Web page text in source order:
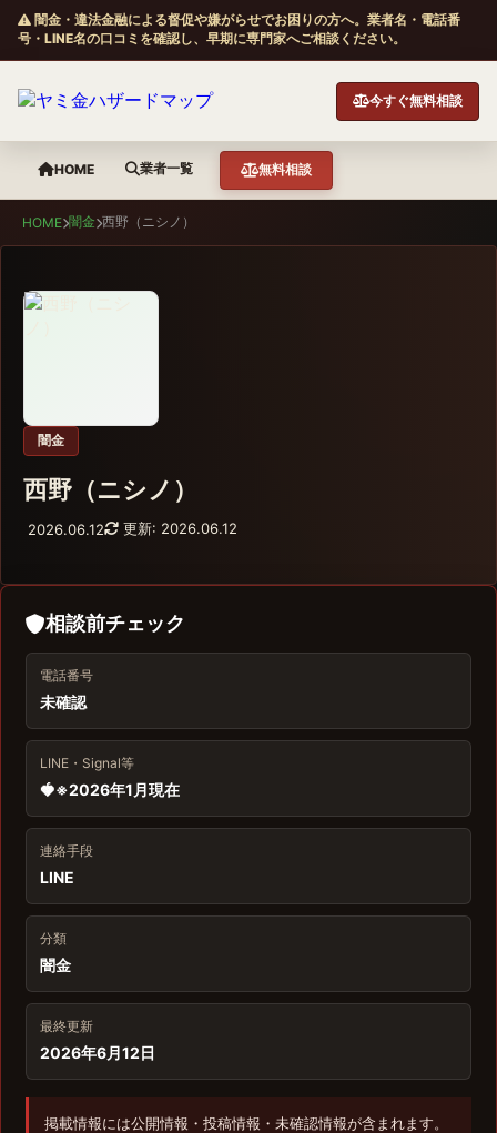
闇金・違法金融による督促や嫌がらせでお困りの方へ。業者名・電話番
号・LINE名の口コミを確認し、早期に専門家へご相談ください。
今すぐ無料相談
HOME 業者一覧 無料相談
HOME 闇金 西野（ニシノ）
闇金
西野（ニシノ）
2026.06.12 更新: 2026.06.12
相談前チェック
電話番号
未確認
LINE・Signal等
🍓※2026年1月現在
連絡手段
LINE
分類
闇金
最終更新
2026年6月12日
掲載情報には公開情報・投稿情報・未確認情報が含まれます。